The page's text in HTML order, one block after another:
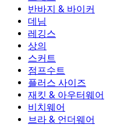
조거
작업 바지
플로우 팬츠
드레스
액티브 드레스
맥시 & 미디 드레스
미니 드레스
반바지 & 바이커
반바지 & 바이커
바이커
데님 반바지
2.5인치 반바지
데님
데님
데님 레깅스
와이드 진
데님 반바지
데님 스커트
레깅스
레깅스
데님 레깅스
힙업 레깅스
요가 레깅스
상의
상의
스포츠 브라
티셔츠
스커트
스커트
액티브 스커트
미니 스커트
맥시 & 미디 스커트
점프수트
점프수트
오버롤
롬퍼
플러스 사이즈
플러스 사이즈
플러스 사이즈 하의
플러스 사이즈 상의
플러스 사이즈 드레스
재킷 & 아우터웨어
재킷 & 아우터웨어
재킷 & 아우터웨어
아우터웨어
비치웨어
비치웨어
수영복 상의
브라 & 언더웨어
브라 & 언더웨어